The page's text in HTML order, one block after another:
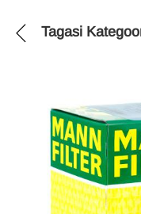
Tagasi